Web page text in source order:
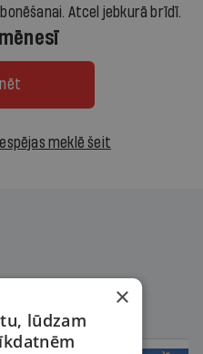
Atcel jebkurā brīdī.
meklē šeit
×
lūdzam